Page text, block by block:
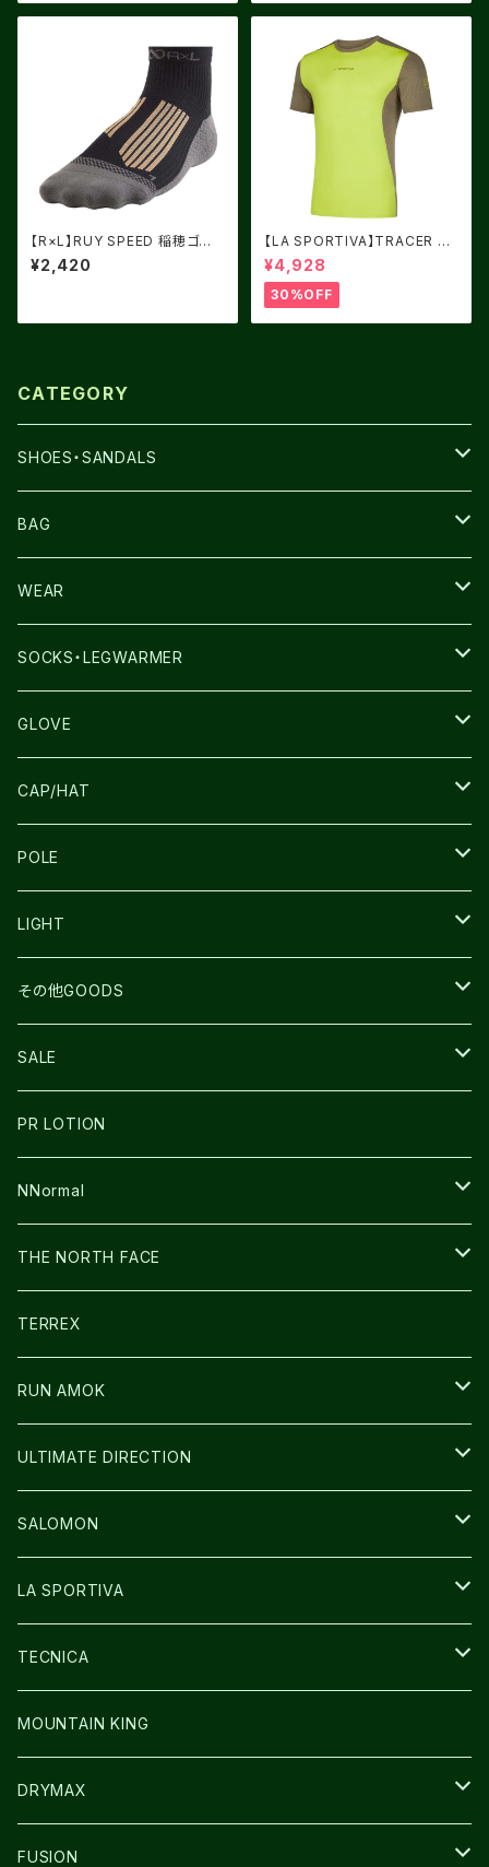
【R×L】RUY SPEED 稲穂ゴー
ルド
¥2,420
【LA SPORTIVA】TRACER T-
SHIRT LIME PUNCH/TURT
LE
¥4,928
30%OFF
CATEGORY
SHOES・SANDALS
NNORMAL
TERREX
THE NORTH FACE
SALOMON
LA SPORTIVA
TECNICA
TOPO
BEACH WALK
BAG
THE NORTH FACE
SALOMON
ULTIMATE DIRECTION
NNormal
COMPRESSPORT
ULTRASPIRE
WEAR
SALOMON
LA SPORTIVA
RUN AMOK
NNormal
SOCKS・LEGWARMER
DRYMAX
ULTIMATE DIRECTIN
R×L
GLOVE
SALOMON
ULTIMATE DIRECTION
R×L
UNWASTED
THE NORTH FACE
CAP/HAT
LA SPORTIVA
COMPRESSPORT
RUN AMOK
NNormal
POLE
MOUNTAIN KING
LIGHT
PETZL
ULTRASPIRE
BOOKMAN
その他GOODS
SNOWFOOT
PR LOTION
FUSION
ULTIMATE DIRECTION
CARL HOERECKE
ICE TRUST
SALE
SHOES
BAG
WEAR
その他GOODS
PR LOTION
NNormal
SHOES
WEAR
CAP/HAT
BAG
THE NORTH FACE
SHOES
WEAR
BAG
GLOVE
TERREX
RUN AMOK
WEAR
CAP/HAT
ULTIMATE DIRECTION
BAG
GLOVE
SOCKS
その他GOODS
SALOMON
SHOES
BAG
WEAR
GLOVE
LA SPORTIVA
SHOES
WEAR
CAP/HAT
TECNICA
SHOES
MOUNTAIN KING
DRYMAX
SOCKS
FUSION